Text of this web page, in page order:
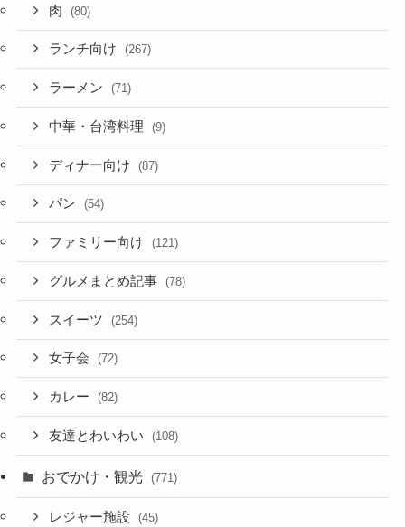
肉 (80)
ランチ向け (267)
ラーメン (71)
中華・台湾料理 (9)
ディナー向け (87)
パン (54)
ファミリー向け (121)
グルメまとめ記事 (78)
スイーツ (254)
女子会 (72)
カレー (82)
友達とわいわい (108)
おでかけ・観光 (771)
レジャー施設 (45)